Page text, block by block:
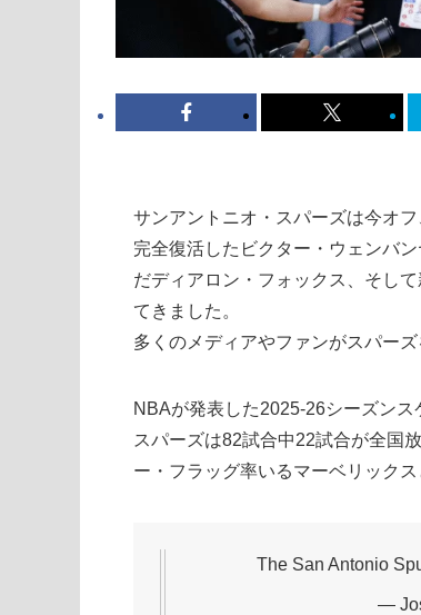
サンアントニオ・スパーズは今オ
完全復活したビクター・ウェンバ
だディアロン・フォックス、そし
てきました。
多くのメディアやファンがスパー
NBAが発表した2025-26シーズンス
スパーズは82試合中22試合が全国
ー・フラッグ率いるマーベリック
The San Antonio
—